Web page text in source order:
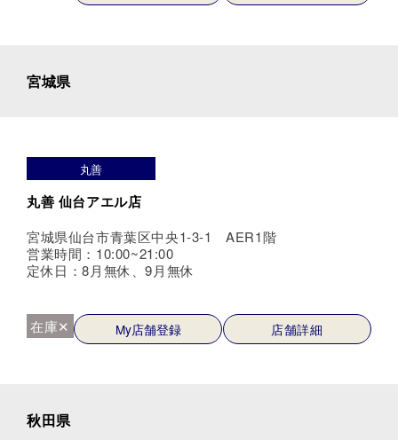
宮城県
丸善
丸善 仙台アエル店
宮城県仙台市青葉区中央1-3-1 AER1階
営業時間：10:00~21:00
定休日：8月無休、9月無休
在庫✕ My店舗登録 店舗詳細
秋田県